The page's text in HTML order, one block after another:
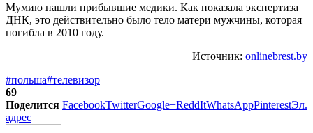
Мумию нашли прибывшие медики. Как показала экспертиза
ДНК, это действительно было тело матери мужчины, которая
погибла в 2010 году.
Источник: onlinebrest.by
#польша#телевизор
69
Поделится FacebookTwitterGoogle+ReddItWhatsAppPinterestЭл.
адрес